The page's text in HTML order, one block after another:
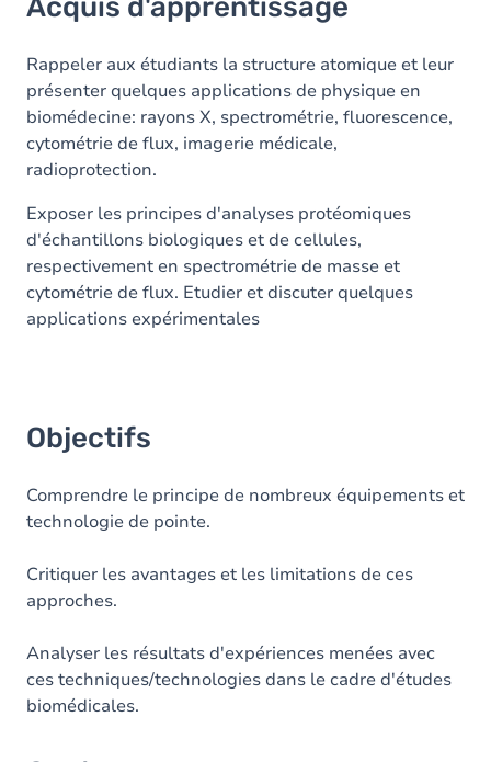
Objectifs
Contenu
Table des matières
Acquis d'apprentissage
Rappeler aux étudiants la structure atomique et leur
présenter quelques applications de physique en
biomédecine: rayons X, spectrométrie, fluorescence,
cytométrie de flux, imagerie médicale,
radioprotection.
Exposer les principes d'analyses protéomiques
d'échantillons biologiques et de cellules,
respectivement en spectrométrie de masse et
cytométrie de flux. Etudier et discuter quelques
applications expérimentales
Objectifs
Comprendre le principe de nombreux équipements et
technologie de pointe.
Critiquer les avantages et les limitations de ces
approches.
Analyser les résultats d'expériences menées avec
ces techniques/technologies dans le cadre d'études
biomédicales.